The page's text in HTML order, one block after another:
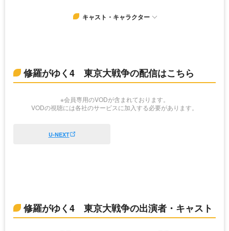
キャスト・キャラクター
修羅がゆく4 東京大戦争の配信はこちら
※会員専用のVODが含まれております。
VODの視聴には各社のサービスに加入する必要があります。
U-NEXT
修羅がゆく4 東京大戦争の出演者・キャスト